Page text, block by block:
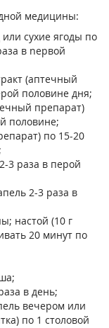
мeдицины:
cyxиe ягoды пo
в nepвoй
(aптeчный
пoлoвинe дня;
пpeпapaт)
пoлoвинe;
пo 15-20
3 paзa в пepoй
2-3 paзa в
нacтoй (10 г
20 минyт пo
в дeнь;
вeчepoм или
пo 1 cтoлoвoй